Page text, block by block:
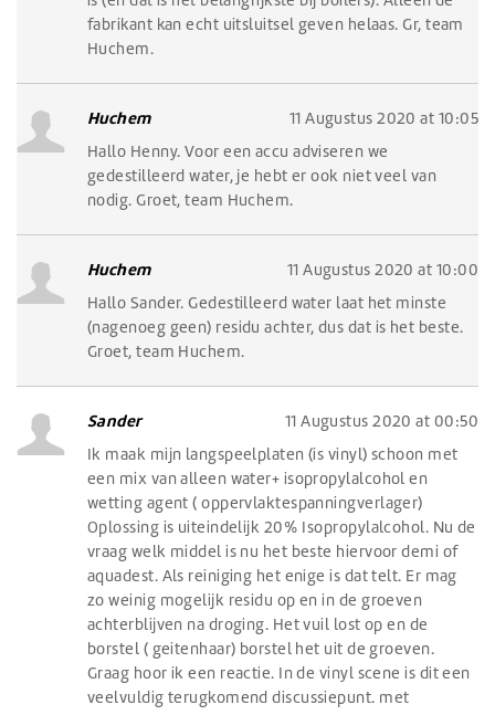
fabrikant kan echt uitsluitsel geven helaas. Gr, team
Huchem.
Huchem
11 Augustus 2020 at 10:05
Hallo Henny. Voor een accu adviseren we
gedestilleerd water, je hebt er ook niet veel van
nodig. Groet, team Huchem.
Huchem
11 Augustus 2020 at 10:00
Hallo Sander. Gedestilleerd water laat het minste
(nagenoeg geen) residu achter, dus dat is het beste.
Groet, team Huchem.
Sander
11 Augustus 2020 at 00:50
Ik maak mijn langspeelplaten (is vinyl) schoon met
een mix van alleen water+ isopropylalcohol en
wetting agent ( oppervlaktespanningverlager)
Oplossing is uiteindelijk 20% Isopropylalcohol. Nu de
vraag welk middel is nu het beste hiervoor demi of
aquadest. Als reiniging het enige is dat telt. Er mag
zo weinig mogelijk residu op en in de groeven
achterblijven na droging. Het vuil lost op en de
borstel ( geitenhaar) borstel het uit de groeven.
Graag hoor ik een reactie. In de vinyl scene is dit een
veelvuldig terugkomend discussiepunt. met